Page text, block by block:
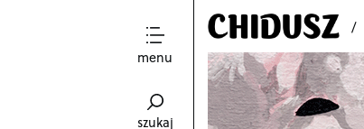
menu
szukaj